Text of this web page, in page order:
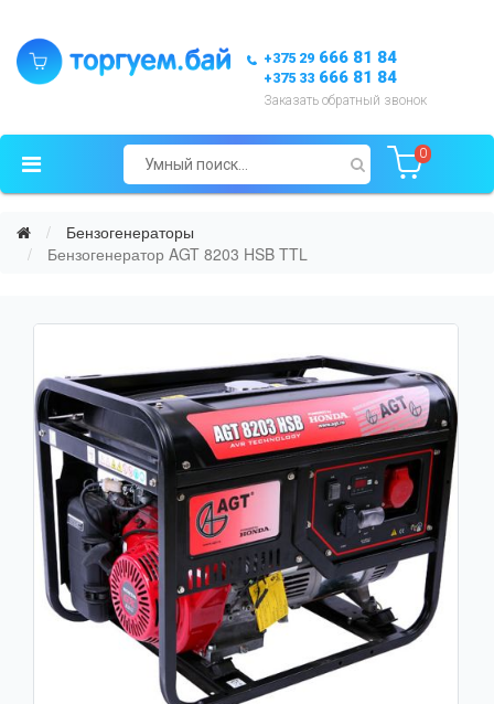
+375 29 666 81 84
+375 33 666 81 84
Заказать обратный звонок
0
Бензогенераторы
Бензогенератор AGT 8203 HSB TTL